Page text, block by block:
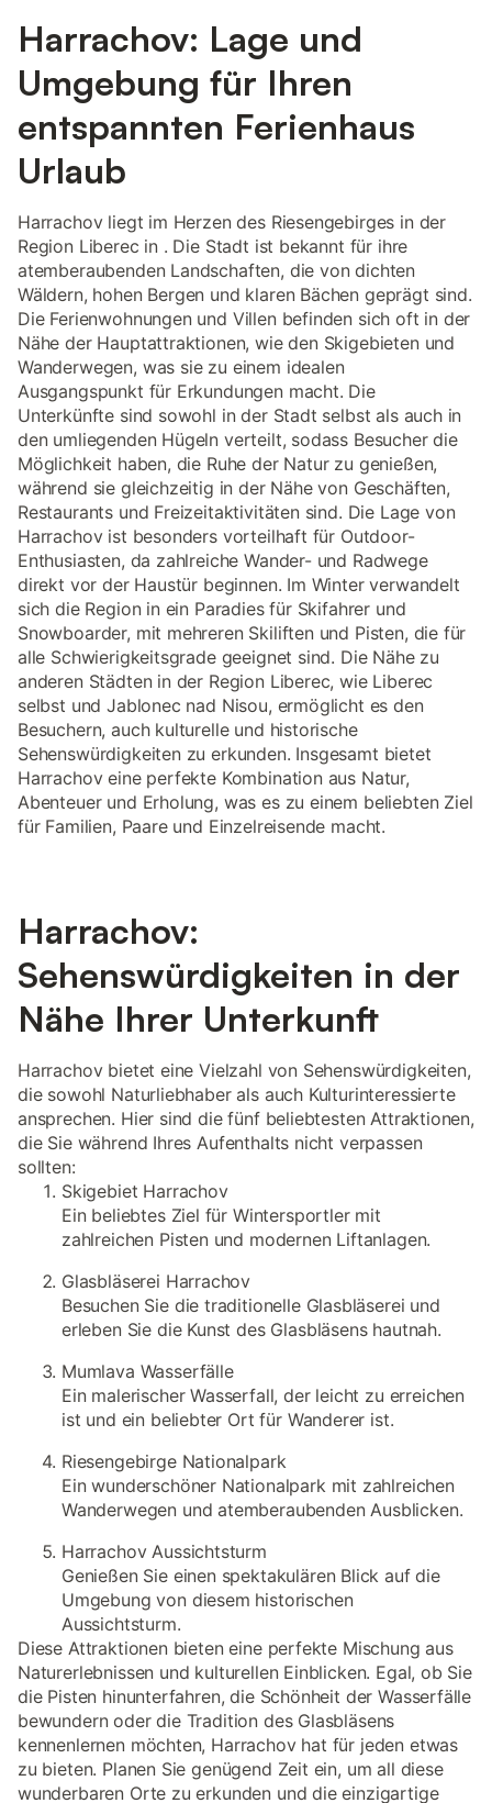
Harrachov: Lage und
Umgebung für Ihren
entspannten Ferienhaus
Urlaub
Harrachov liegt im Herzen des Riesengebirges in der
Region Liberec in . Die Stadt ist bekannt für ihre
atemberaubenden Landschaften, die von dichten
Wäldern, hohen Bergen und klaren Bächen geprägt sind.
Die Ferienwohnungen und Villen befinden sich oft in der
Nähe der Hauptattraktionen, wie den Skigebieten und
Wanderwegen, was sie zu einem idealen
Ausgangspunkt für Erkundungen macht. Die
Unterkünfte sind sowohl in der Stadt selbst als auch in
den umliegenden Hügeln verteilt, sodass Besucher die
Möglichkeit haben, die Ruhe der Natur zu genießen,
während sie gleichzeitig in der Nähe von Geschäften,
Restaurants und Freizeitaktivitäten sind. Die Lage von
Harrachov ist besonders vorteilhaft für Outdoor-
Enthusiasten, da zahlreiche Wander- und Radwege
direkt vor der Haustür beginnen. Im Winter verwandelt
sich die Region in ein Paradies für Skifahrer und
Snowboarder, mit mehreren Skiliften und Pisten, die für
alle Schwierigkeitsgrade geeignet sind. Die Nähe zu
anderen Städten in der Region Liberec, wie Liberec
selbst und Jablonec nad Nisou, ermöglicht es den
Besuchern, auch kulturelle und historische
Sehenswürdigkeiten zu erkunden. Insgesamt bietet
Harrachov eine perfekte Kombination aus Natur,
Abenteuer und Erholung, was es zu einem beliebten Ziel
für Familien, Paare und Einzelreisende macht.
Harrachov:
Sehenswürdigkeiten in der
Nähe Ihrer Unterkunft
Harrachov bietet eine Vielzahl von Sehenswürdigkeiten,
die sowohl Naturliebhaber als auch Kulturinteressierte
ansprechen. Hier sind die fünf beliebtesten Attraktionen,
die Sie während Ihres Aufenthalts nicht verpassen
sollten:
Skigebiet Harrachov
Ein beliebtes Ziel für Wintersportler mit
zahlreichen Pisten und modernen Liftanlagen.
Glasbläserei Harrachov
Besuchen Sie die traditionelle Glasbläserei und
erleben Sie die Kunst des Glasbläsens hautnah.
Mumlava Wasserfälle
Ein malerischer Wasserfall, der leicht zu erreichen
ist und ein beliebter Ort für Wanderer ist.
Riesengebirge Nationalpark
Ein wunderschöner Nationalpark mit zahlreichen
Wanderwegen und atemberaubenden Ausblicken.
Harrachov Aussichtsturm
Genießen Sie einen spektakulären Blick auf die
Umgebung von diesem historischen
Aussichtsturm.
Diese Attraktionen bieten eine perfekte Mischung aus
Naturerlebnissen und kulturellen Einblicken. Egal, ob Sie
die Pisten hinunterfahren, die Schönheit der Wasserfälle
bewundern oder die Tradition des Glasbläsens
kennenlernen möchten, Harrachov hat für jeden etwas
zu bieten. Planen Sie genügend Zeit ein, um all diese
wunderbaren Orte zu erkunden und die einzigartige